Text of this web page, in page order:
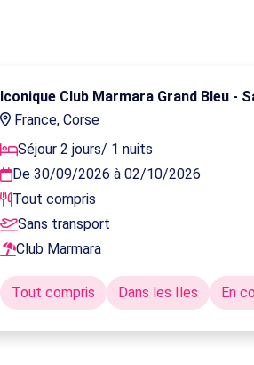
Iconique Club Marmara Grand Bleu -
France, Corse
Séjour 2 jours/ 1 nuits
De 30/09/2026 à 02/10/2026
Tout compris
Sans transport
Club Marmara
Tout compris Dans les Iles En